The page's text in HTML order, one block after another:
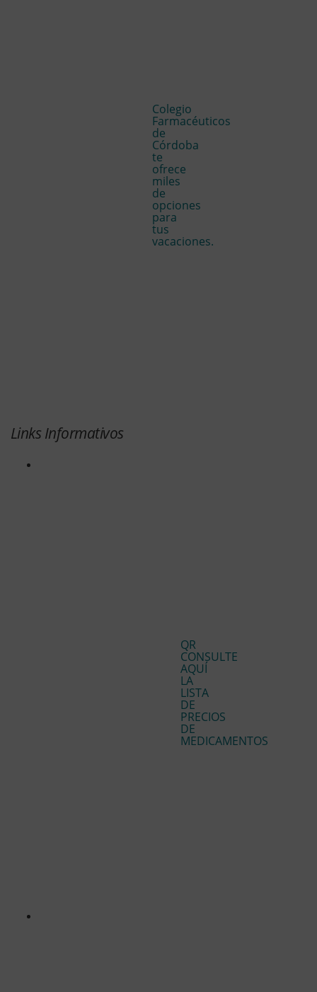
Colegio
Farmacéuticos
de
Córdoba
te
ofrece
miles
de
opciones
para
tus
vacaciones.
Links Informativos
QR
CONSULTE
AQUÍ
LA
LISTA
DE
PRECIOS
DE
MEDICAMENTOS